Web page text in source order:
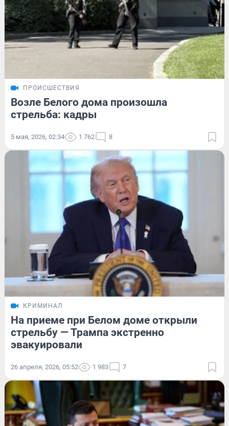
ПРОИСШЕСТВИЯ
Возле Белого дома произошла
стрельба: кадры
5 мая, 2026, 02:34 1 762 8
КРИМИНАЛ
На приеме при Белом доме открыли
стрельбу — Трампа экстренно
эвакуировали
26 апреля, 2026, 05:52 1 983 7